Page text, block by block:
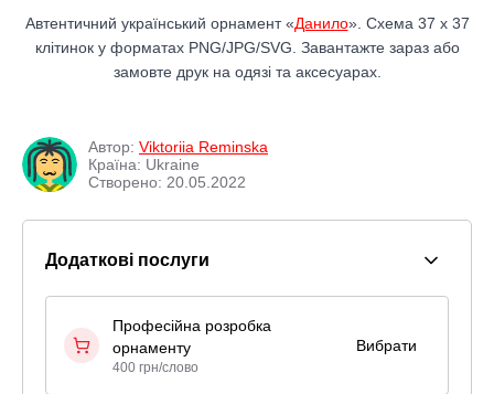
Автентичний український орнамент «Данило». Схема 37 x 37
клітинок у форматах PNG/JPG/SVG. Завантажте зараз або
замовте друк на одязі та аксесуарах.
Автор: Viktoriia Reminska
Країна: Ukraine
Створено: 20.05.2022
Додаткові послуги
Професійна розробка
орнаменту
400 грн/слово
Вибрати